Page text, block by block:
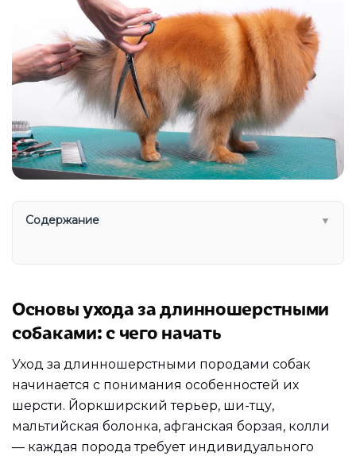
Содержание ▼
Основы ухода за длинношерстными
собаками: с чего начать
Уход за длинношерстными породами собак
начинается с понимания особенностей их
шерсти. Йоркширский терьер, ши-тцу,
мальтийская болонка, афганская борзая, колли
— каждая порода требует индивидуального